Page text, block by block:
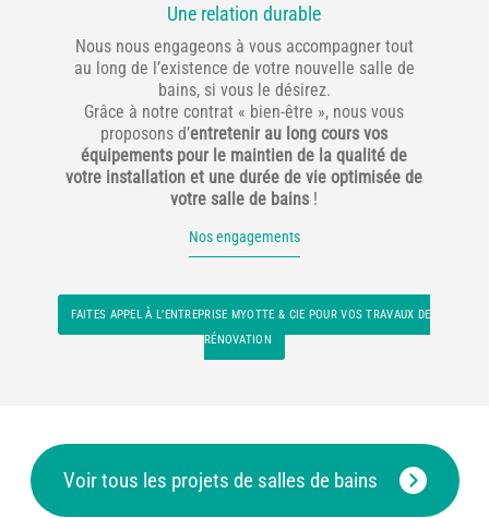
Une relation durable
Nous nous engageons à vous accompagner tout
au long de l’existence de votre nouvelle salle de
bains, si vous le désirez.
Grâce à notre contrat « bien-être », nous vous
proposons d’entretenir au long cours vos
équipements pour le maintien de la qualité de
votre installation et une durée de vie optimisée de
votre salle de bains !
Nos engagements
FAITES APPEL À L’ENTREPRISE MYOTTE & CIE POUR VOS TRAVAUX DE
RÉNOVATION
Voir tous les projets de salles de bains